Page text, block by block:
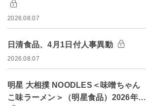
2026.08.07
日清食品、4月1日付人事異動
2026.08.07
明星 大相撲 NOODLES＜味噌ちゃん
こ味ラーメン＞（明星食品）2026年…